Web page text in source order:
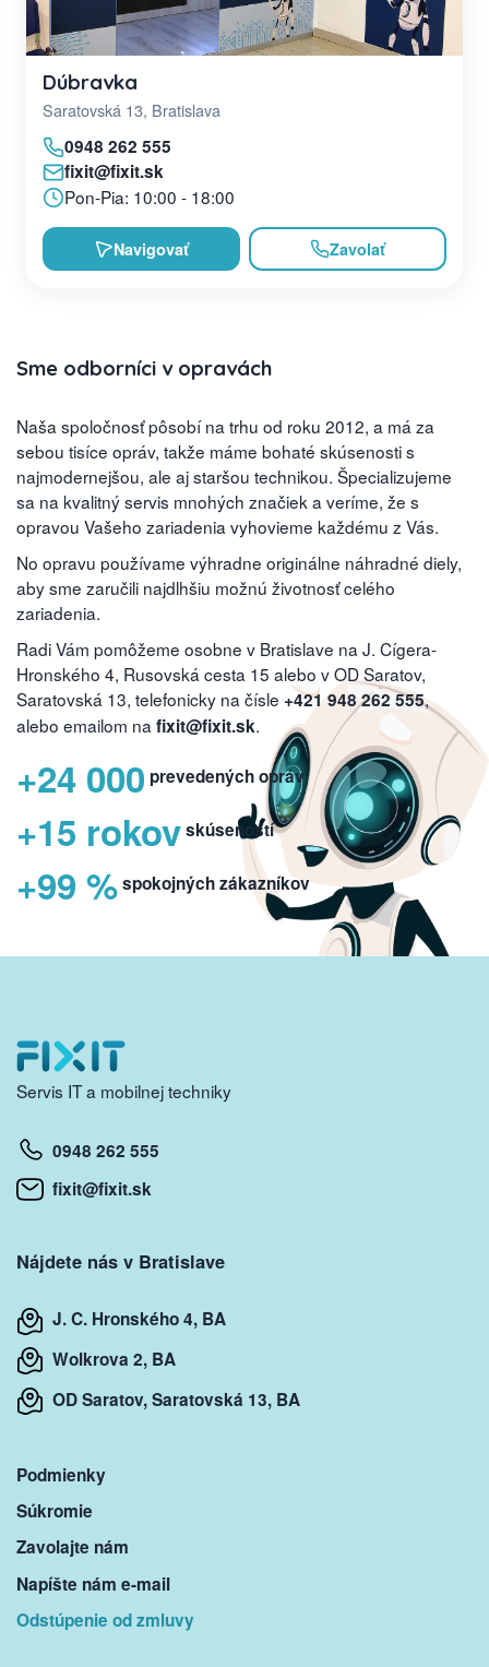
Dúbravka
Saratovská 13, Bratislava
0948 262 555
fixit@fixit.sk
Pon-Pia: 10:00 - 18:00
Navigovať Zavolať
Sme odborníci v opravách
Naša spoločnosť pôsobí na trhu od roku 2012, a má za
sebou tisíce opráv, takže máme bohaté skúsenosti s
najmodernejšou, ale aj staršou technikou. Špecializujeme
sa na kvalitný servis mnohých značiek a veríme, že s
opravou Vašeho zariadenia vyhovieme každému z Vás.
No opravu používame výhradne originálne náhradné diely,
aby sme zaručili najdlhšiu možnú životnosť celého
zariadenia.
Radi Vám pomôžeme osobne v Bratislave na J. Cígera-
Hronského 4, Rusovská cesta 15 alebo v OD Saratov,
Saratovská 13, telefonicky na čísle +421 948 262 555,
alebo emailom na fixit@fixit.sk.
+24 000 prevedených opráv
+15 rokovskúseností
+99 %spokojných zákazníkov
Servis IT a mobilnej techniky
0948 262 555
fixit@fixit.sk
Nájdete nás v Bratislave
J. C. Hronského 4, BA
Wolkrova 2, BA
OD Saratov, Saratovská 13, BA
Podmienky
Súkromie
Zavolajte nám
Napíšte nám e-mail
Odstúpenie od zmluvy